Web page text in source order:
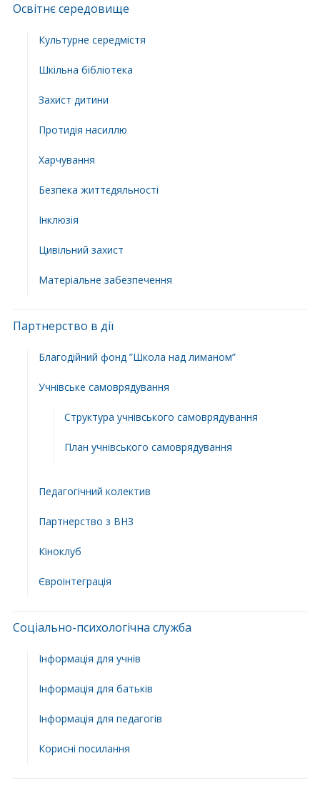
Освітнє середовище
Культурне середмістя
Шкільна бібліотека
Захист дитини
Протидія насиллю
Харчування
Безпека життєдяльності
Інклюзія
Цивільний захист
Матеріальне забезпечення
Партнерство в дії
Благодійний фонд ”Школа над лиманом”
Учнівське самоврядування
Структура учнiвського самоврядування
План учнiвського самоврядування
Педагогічний колектив
Партнерство з ВНЗ
Кіноклуб
Євроінтеграція
Соціально-психологічна служба
Інформація для учнів
Інформація для батьків
Інформація для педагогів
Корисні посилання